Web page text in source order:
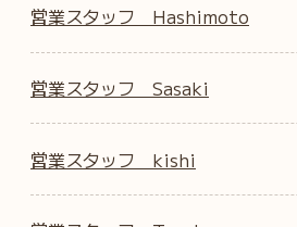
営業スタッフ Hashimoto
営業スタッフ Sasaki
営業スタッフ kishi